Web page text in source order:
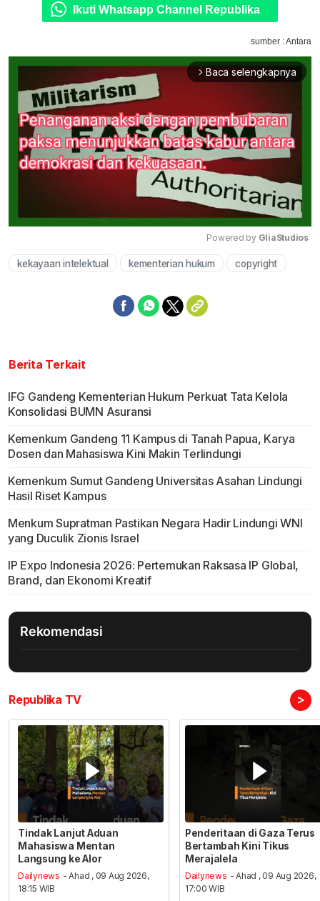
Ikuti Whatsapp Channel Republika
sumber : Antara
arrow_forward_ios Baca selengkapnya
Mute
Powered by GliaStudios
kekayaan intelektual kementerian hukum copyright
Berita Terkait
IFG Gandeng Kementerian Hukum Perkuat Tata Kelola
Konsolidasi BUMN Asuransi
Kemenkum Gandeng 11 Kampus di Tanah Papua, Karya
Dosen dan Mahasiswa Kini Makin Terlindungi
Kemenkum Sumut Gandeng Universitas Asahan Lindungi
Hasil Riset Kampus
Menkum Supratman Pastikan Negara Hadir Lindungi WNI
yang Duculik Zionis Israel
IP Expo Indonesia 2026: Pertemukan Raksasa IP Global,
Brand, dan Ekonomi Kreatif
Rekomendasi
Republika TV >
Tindak Lanjut Aduan
Mahasiswa Mentan
Langsung ke Alor
Dailynews - Ahad , 09 Aug 2026,
18:15 WIB
Penderitaan di Gaza Terus
Bertambah Kini Tikus
Merajalela
Dailynews - Ahad , 09 Aug 2026,
17:00 WIB